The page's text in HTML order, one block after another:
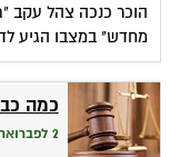
הוכר כנכה צהל עקב
מחדש" במצבו הגיע
כמה
2 לפברואר 2003